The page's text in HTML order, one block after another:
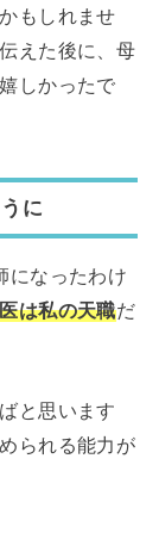
もしれませ
えた後に、母
しかったで
に
になったわけ
は私の天職だ
と思います
られる能力が